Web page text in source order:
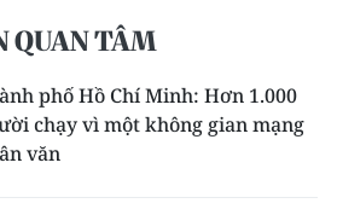
QUAN TÂM
phố Hồ Chí Minh: Hơn 1.000
chạy vì một không gian mạng
văn